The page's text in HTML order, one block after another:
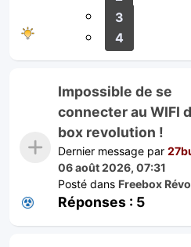
3
4
Impossible de se
connecter au WIFI
box revolution !
Dernier message par
06 août 2026, 07:31
Posté dans Freebox
Réponses : 5